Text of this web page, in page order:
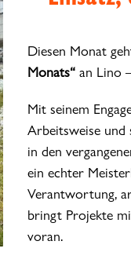
Diesen Monat
Monats“ an Lino
Mit seinem
Arbeitsweise und
in den
ein echter
Verantwortung,
bringt Projekte
voran.